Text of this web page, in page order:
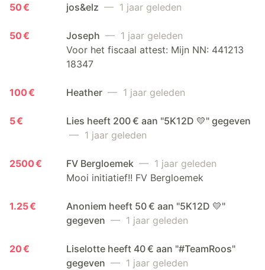
50 € jos&elz — 1 jaar geleden
50 € Joseph — 1 jaar geleden
Voor het fiscaal attest: Mijn NN: 441213
18347
100 € Heather — 1 jaar geleden
5 €
Lies heeft 200 € aan "5K12D 💛" gegeven
— 1 jaar geleden
2500 € FV Bergloemek — 1 jaar geleden
Mooi initiatief!! FV Bergloemek
1.25 €
Anoniem heeft 50 € aan "5K12D 💛"
gegeven — 1 jaar geleden
20 €
Liselotte heeft 40 € aan "#TeamRoos"
gegeven — 1 jaar geleden